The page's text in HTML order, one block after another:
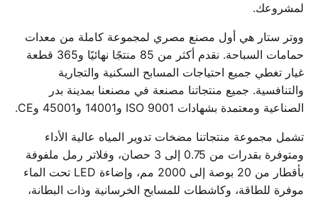
لمشروعك.
ووتر ستار هي أول مصنع مصري لمجموعة كاملة من معدات
حمامات السباحة. نقدم أكثر من 85 منتجًا نهائيًا و365 قطعة
غيار تغطي جميع احتياجات المسابح السكنية والتجارية
والتنافسية. جميع منتجاتنا مصنعة في مصنعنا بمدينة بدر
الصناعية ومعتمدة بشهادات ISO 9001 و14001 و45001 وCE.
تشمل مجموعة منتجاتنا مضخات تدوير المياه عالية الأداء
ومتوفرة بقدرات من 0.75 إلى 3 حصان، وفلاتر رمل ملفوفة
بأقطار من 20 بوصة إلى 2000 مم، وإضاءة LED تحت الماء
موفرة للطاقة، وكاشطات للمسابح الخرسانية وذات البطانة،